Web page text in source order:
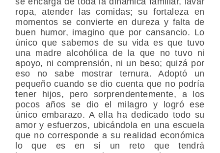
ropa, atender las comidas; su fortaleza en
momentos se convierte en dureza y falta de
buen humor, imagino que por cansancio. Lo
único que sabemos de su vida es que tuvo
una madre alcohólica de la que no tuvo ni
apoyo, ni comprensión, ni un beso; quizá por
eso no sabe mostrar ternura. Adoptó un
pequeño cuando se dio cuenta que no podría
tener hijos, pero sorprendentemente, a los
pocos años se dio el milagro y logró ese
único embarazo. A ella ha dedicado todo su
amor y esfuerzos, ubicándola en una escuela
que no corresponde a su realidad económica
lo que es en sí un reto que tendrá